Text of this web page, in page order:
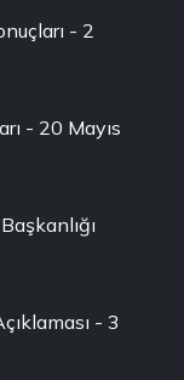
- 2
- 20 Mayıs
- 3